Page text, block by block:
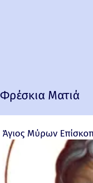
Φρέσκια Ματιά
Άγιος Μύρων